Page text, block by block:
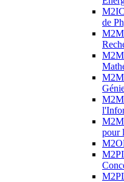
de
pour